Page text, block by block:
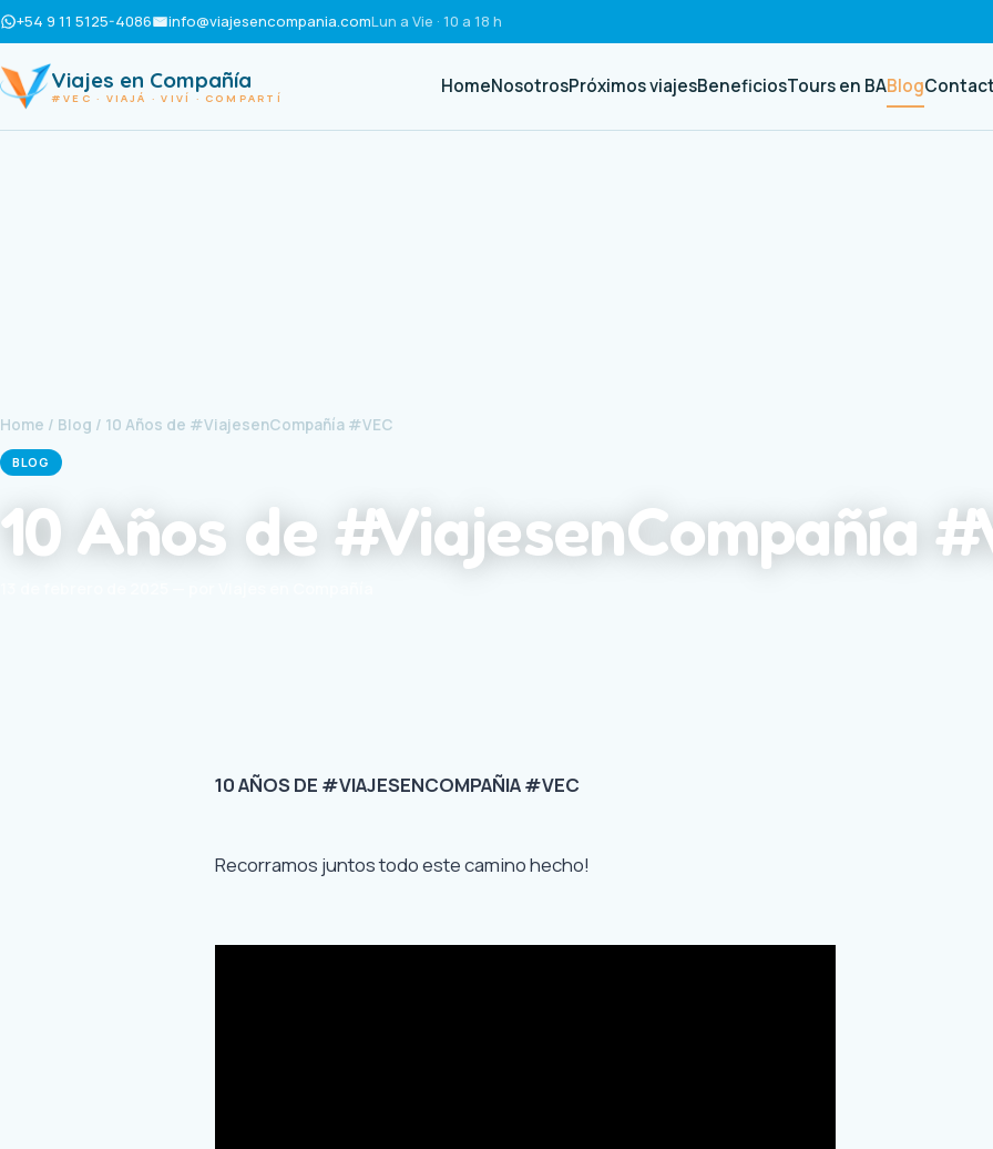
+54 9 11 5125-4086 info@viajesencompania.comLun a Vie · 10 a 18 h
Viajes en Compañía
#VEC · VIAJÁ · VIVÍ · COMPARTÍ HomeNosotrosPróximos viajesBeneficiosTours en BABlog
Home / Blog / 10 Años de #ViajesenCompañía #VEC
BLOG
10 Años de #ViajesenCompañía
10 AÑOS DE #VIAJESENCOMPAÑIA #VEC
Recorramos juntos todo este camino hecho!